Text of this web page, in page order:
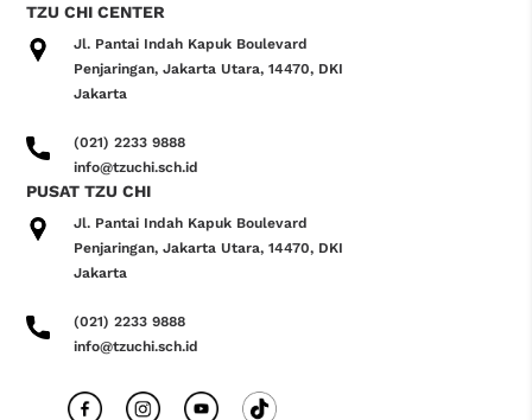
TZU CHI CENTER
Jl. Pantai Indah Kapuk Boulevard
Penjaringan, Jakarta Utara, 14470, DKI
Jakarta
(021) 2233 9888
info@tzuchi.sch.id
PUSAT TZU CHI
Jl. Pantai Indah Kapuk Boulevard
Penjaringan, Jakarta Utara, 14470, DKI
Jakarta
(021) 2233 9888
info@tzuchi.sch.id